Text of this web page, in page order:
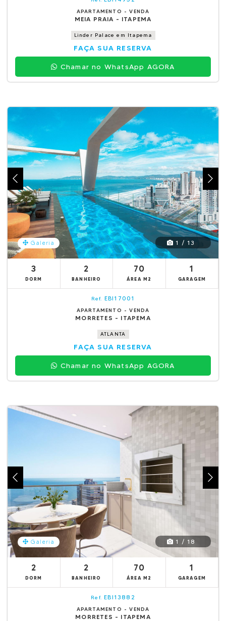
APARTAMENTO - VENDA
MEIA PRAIA - ITAPEMA
Linder Palace em Itapema
FAÇA SUA RESERVA
Chamar no WhatsApp AGORA
Galeria 1 / 13
3
DORM
2
BANHEIRO
70
ÁREA M2
1
GARAGEM
Ref. EBI17001
APARTAMENTO - VENDA
MORRETES - ITAPEMA
ATLANTA
FAÇA SUA RESERVA
Chamar no WhatsApp AGORA
Galeria 1 / 18
2
DORM
2
BANHEIRO
70
ÁREA M2
1
GARAGEM
Ref. EBI13882
APARTAMENTO - VENDA
MORRETES - ITAPEMA